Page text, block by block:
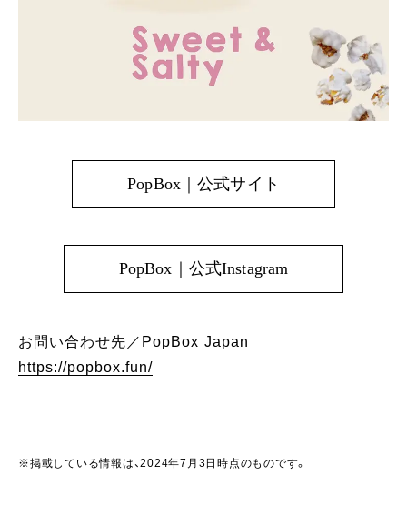
PopBox｜公式サイト
PopBox｜公式Instagram
お問い合わせ先／PopBox Japan
https://popbox.fun/
※掲載している情報は、2024年7月3日時点のものです。